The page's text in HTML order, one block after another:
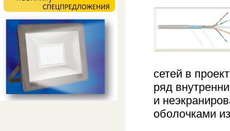
сетей в
ряд
и
оболочками